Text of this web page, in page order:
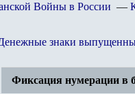
Войны в России —
знаки
Фиксация нумерации в